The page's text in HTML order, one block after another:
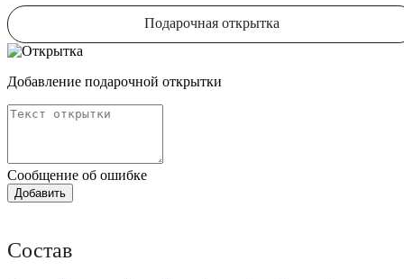
Подарочная открытка
Добавление подарочной открытки
Сообщение об ошибке
Состав